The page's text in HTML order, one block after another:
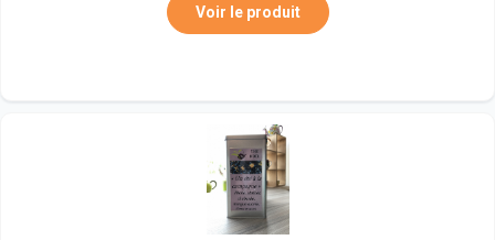
Voir le produit